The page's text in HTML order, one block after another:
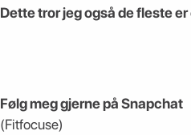
Dette tror jeg også de fleste
Følg meg gjerne på Snapchat
(Fitfocuse)